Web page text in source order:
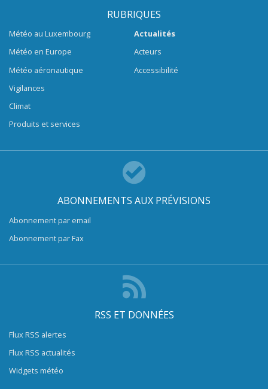
RUBRIQUES
Météo au Luxembourg
Météo en Europe
Météo aéronautique
Vigilances
Climat
Produits et services
Actualités
Acteurs
Accessibilité
ABONNEMENTS AUX PRÉVISIONS
Abonnement par email
Abonnement par Fax
RSS ET DONNÉES
Flux RSS alertes
Flux RSS actualités
Widgets météo